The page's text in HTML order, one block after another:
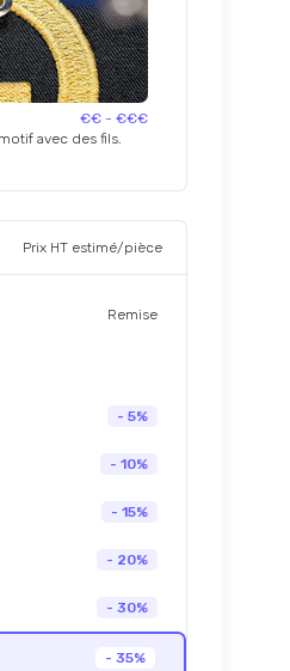
€€ - €€€
avec des fils.
Prix HT estimé/pièce
Remise
- 5%
- 10%
- 15%
- 20%
- 30%
- 35%